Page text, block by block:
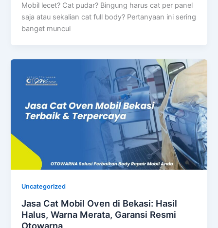
Mobil lecet? Cat pudar? Bingung harus cat per panel
saja atau sekalian cat full body? Pertanyaan ini sering
banget muncul
Uncategorized
Jasa Cat Mobil Oven di Bekasi: Hasil
Halus, Warna Merata, Garansi Resmi
Otowarna